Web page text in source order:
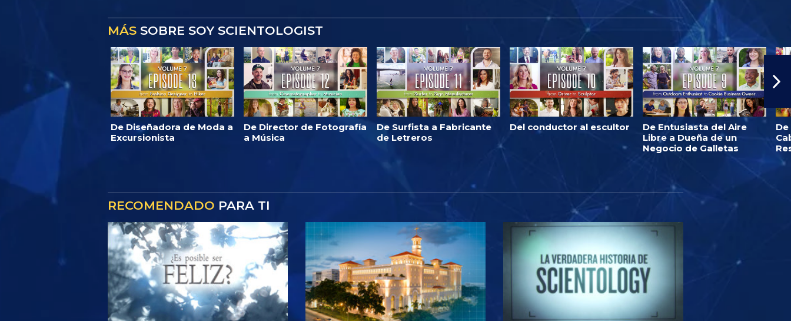
MÁS SOBRE SOY SCIENTOLOGIST
De Diseñadora de Moda a
Excursionista
De Director de Fotografía
a Música
De Surfista a Fabricante
de Letreros
Del conductor al escultor
De Entusiasta del Aire
Libre a Dueña de un
Negocio de Galletas
RECOMENDADO PARA TI